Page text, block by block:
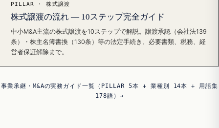
PILLAR · 株式譲渡
株式譲渡の流れ — 10ステップ完全ガイド
中小M&A主流の株式譲渡を10ステップで解説。譲渡承認（会社法139
条）・株主名簿書換（130条）等の法定手続き、必要書類、税務、経
営者保証解除まで。
事業承継・M&Aの実務ガイド一覧（PILLAR 5本 + 業種別 14本 + 用語集
178語）→